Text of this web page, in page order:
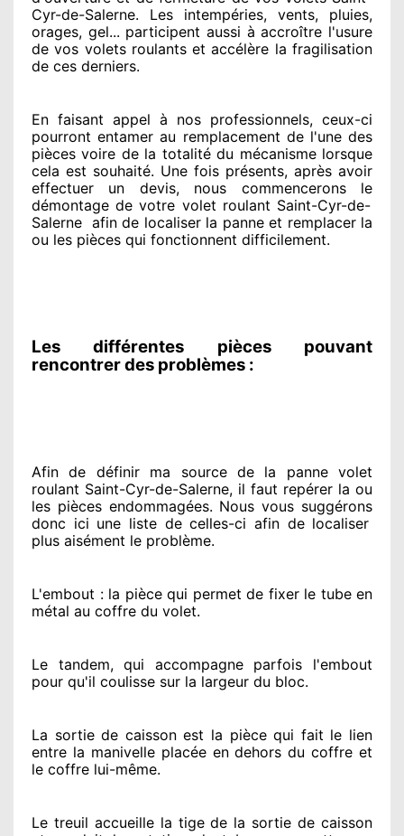
Cyr-de-Salerne. Les intempéries, vents, pluies,
orages, gel... participent aussi à accroître l'usure
de vos volets roulants et accélère la fragilisation
de ces derniers.
En faisant appel à nos professionnels, ceux-ci
pourront entamer au remplacement de l'une des
pièces voire de la totalitédu mécanisme lorsque
cela est souhaité. Une fois présents, après avoir
effectuer un devis, nous commencerons le
démontage de votre volet roulant Saint-Cyr-de-
Salerne afin de localiser la panne et remplacerla
ou les pièces qui fonctionnent difficilement.
Les différentes pièces pouvant
rencontrer des problèmes :
Afin de définir ma sourcede la panne volet
roulant Saint-Cyr-de-Salerne, il faut repérer la ou
les pièces endommagées. Nous vous suggérons
donc ici une liste de celles-ci afin de localiser
plus aisément le problème.
L'embout : la pièce qui permet de fixer le tube en
métal au coffre du volet.
Le tandem, qui accompagne parfois l'embout
pour qu'il coulisse sur la largeur du bloc.
La sortie de caisson est la pièce qui fait le lien
entre la manivelle placéeen dehors du coffre et
le coffre lui-même.
Le treuil accueille la tige de la sortie de caisson